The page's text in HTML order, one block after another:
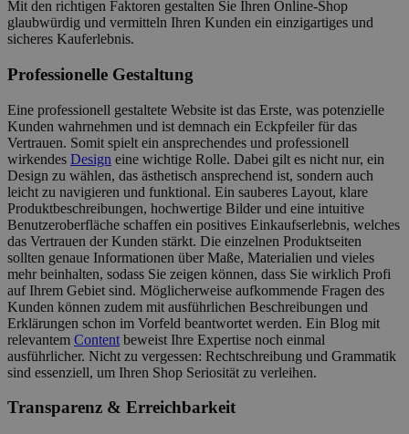
Mit den richtigen Faktoren gestalten Sie Ihren Online-Shop
glaubwürdig und vermitteln Ihren Kunden ein einzigartiges und
sicheres Kauferlebnis.
Professionelle Gestaltung
Eine professionell gestaltete Website ist das Erste, was potenzielle
Kunden wahrnehmen und ist demnach ein Eckpfeiler für das
Vertrauen. Somit spielt ein ansprechendes und professionell
wirkendes Design eine wichtige Rolle. Dabei gilt es nicht nur, ein
Design zu wählen, das ästhetisch ansprechend ist, sondern auch
leicht zu navigieren und funktional. Ein sauberes Layout, klare
Produktbeschreibungen, hochwertige Bilder und eine intuitive
Benutzeroberfläche schaffen ein positives Einkaufserlebnis, welches
das Vertrauen der Kunden stärkt. Die einzelnen Produktseiten
sollten genaue Informationen über Maße, Materialien und vieles
mehr beinhalten, sodass Sie zeigen können, dass Sie wirklich Profi
auf Ihrem Gebiet sind. Möglicherweise aufkommende Fragen des
Kunden können zudem mit ausführlichen Beschreibungen und
Erklärungen schon im Vorfeld beantwortet werden. Ein Blog mit
relevantem Content beweist Ihre Expertise noch einmal
ausführlicher. Nicht zu vergessen: Rechtschreibung und Grammatik
sind essenziell, um Ihren Shop Seriosität zu verleihen.
Transparenz & Erreichbarkeit